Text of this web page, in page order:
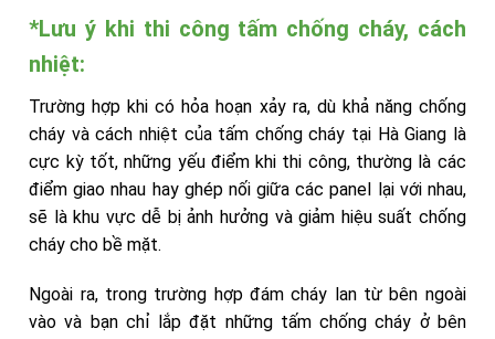
*Lưu ý khi thi công tấm chống cháy, cách
nhiệt:
Trường hợp khi có hỏa hoạn xảy ra, dù khả năng chống
cháy và cách nhiệt của tấm chống cháy tại Hà Giang là
cực kỳ tốt, những yếu điểm khi thi công, thường là các
điểm giao nhau hay ghép nối giữa các panel lại với nhau,
sẽ là khu vực dễ bị ảnh hưởng và giảm hiệu suất chống
cháy cho bề mặt.
Ngoài ra, trong trường hợp đám cháy lan từ bên ngoài
vào và bạn chỉ lắp đặt những tấm chống cháy ở bên